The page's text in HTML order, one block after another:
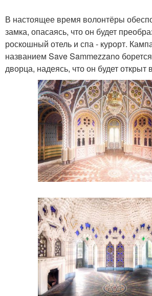
В настоящее время волонтёры
замка, опасаясь, что он будет
роскошный отель и спа - курорт.
названием Save Sammezzano
дворца, надеясь, что он будет открыт